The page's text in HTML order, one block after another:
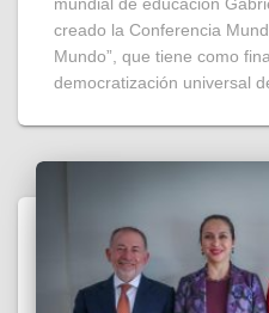
creado la Conferencia
Mundo”, que tiene como
democratización universal